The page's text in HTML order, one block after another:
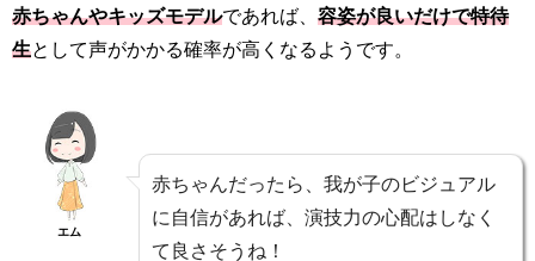
赤ちゃんやキッズモデルであれば、 容姿が良いだけで特待
生として声がかかる確率が高くなるようです。
エム
赤ちゃんだったら、我が子のビジュアル
に自信があれば、演技力の心配はしなく
て良さそうね！